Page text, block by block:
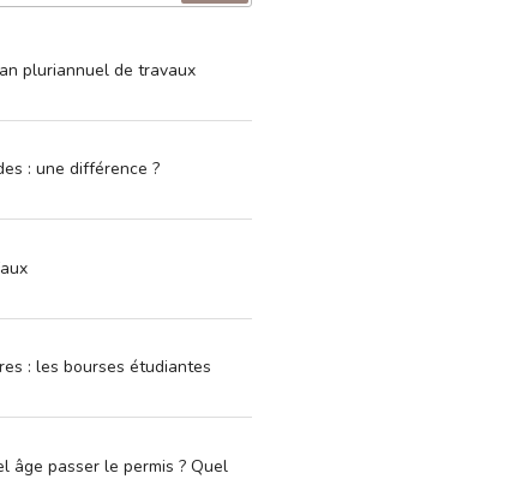
pluriannuel de travaux
: une différence ?
: les bourses étudiantes
âge passer le permis ? Quel